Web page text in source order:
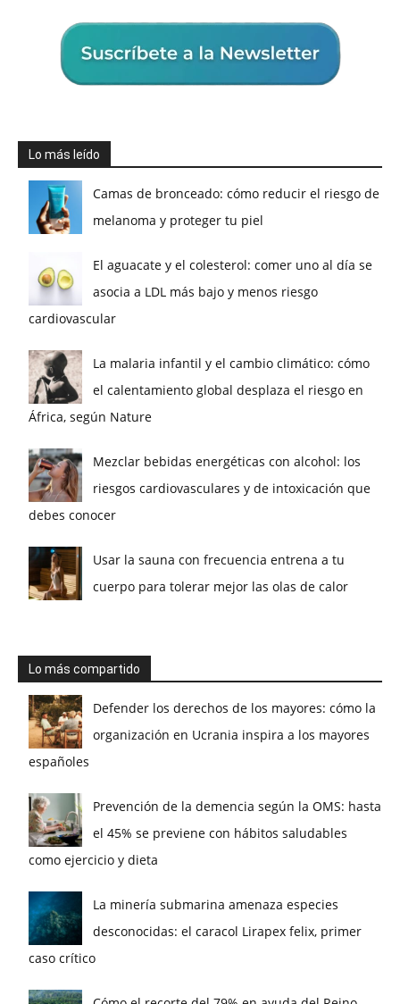
Lo más leído
Camas de bronceado: cómo reducir el riesgo de
melanoma y proteger tu piel
El aguacate y el colesterol: comer uno al día se
asocia a LDL más bajo y menos riesgo
cardiovascular
La malaria infantil y el cambio climático: cómo
el calentamiento global desplaza el riesgo en
África, según Nature
Mezclar bebidas energéticas con alcohol: los
riesgos cardiovasculares y de intoxicación que
debes conocer
Usar la sauna con frecuencia entrena a tu
cuerpo para tolerar mejor las olas de calor
Lo más compartido
Defender los derechos de los mayores: cómo la
organización en Ucrania inspira a los mayores
españoles
Prevención de la demencia según la OMS: hasta
el 45% se previene con hábitos saludables
como ejercicio y dieta
La minería submarina amenaza especies
desconocidas: el caracol Lirapex felix, primer
caso crítico